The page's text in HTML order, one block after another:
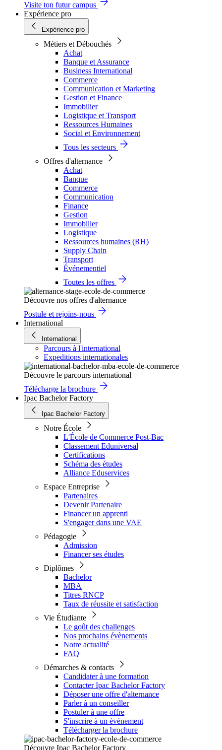
Visite ton futur campus
Expérience pro
Expérience pro
Métiers et Débouchés
Achat
Banque et Assurance
Business International
Commerce
Communication et Marketing
Gestion et Finance
Immobilier
Logistique et Transport
Ressources Humaines
Social et Environnement
Tous les secteurs
Offres d'alternance
Achat
Banque
Commerce
Communication
Finance
Gestion
Immobilier
Logistique
Ressources humaines (RH)
Supply Chain
Transport
Événementiel
Toutes les offres
Découvre nos offres d'alternance
Postule et rejoins-nous
International
International
Parcours à l'international
Expeditions internationales
Découvre le parcours international
Télécharge la brochure
Ipac Bachelor Factory
Ipac Bachelor Factory
Notre École
L'École de Commerce Post-Bac
Classement Eduniversal
Certifications
Schéma des études
Alliance Eduservices
Espace Entreprise
Partenaires
Devenir Partenaire
Financer un apprenti
S'engager dans une VAE
Pédagogie
Admission
Financer ses études
Diplômes
Bachelor
MBA
Titres RNCP
Taux de réussite et satisfaction
Vie Étudiante
Le goût des challenges
Nos prochains évènements
Notre actualité
FAQ
Démarches & contacts
Candidater à une formation
Contacter Ipac Bachelor Factory
Déposer une offre d'alternance
Parler à un conseiller
Postuler à une offre
S'inscrire à un évènement
Télécharger la brochure
Découvre Ipac Bachelor Factory